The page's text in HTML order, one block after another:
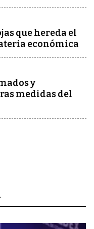
que hereda el
económica
y
medidas del